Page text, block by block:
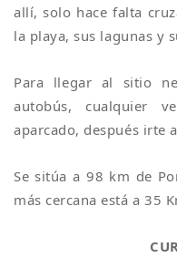
allí, solo hace falta
la playa, sus lagunas y
Para llegar al sitio
autobús, cualquier
aparcado, después irte
Se sitúa a 98 km de
más cercana está a 35